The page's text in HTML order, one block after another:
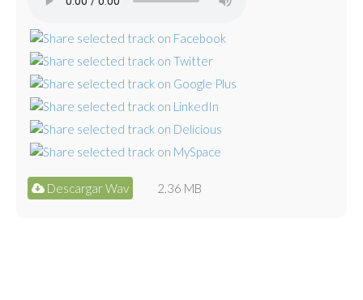
Descargar Wav 2.36 MB